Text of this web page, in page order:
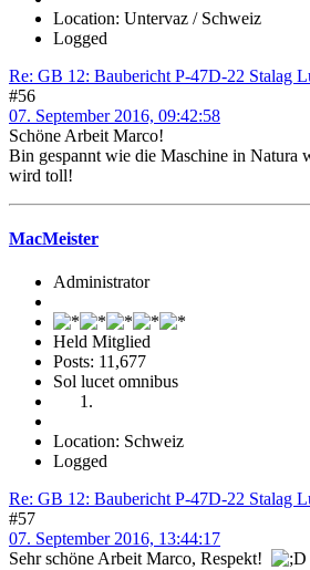
Location: Untervaz / Schweiz
Logged
Re: GB 12: Baubericht P-47D-22 Stalag
#56
07. September 2016, 09:42:58
Schöne Arbeit Marco!
Bin gespannt wie die Maschine in Natura
wird toll!
MacMeister
Administrator
Held Mitglied
Posts: 11,677
Sol lucet omnibus
Location: Schweiz
Logged
Re: GB 12: Baubericht P-47D-22 Stalag
#57
07. September 2016, 13:44:17
Sehr schöne Arbeit Marco, Respekt!